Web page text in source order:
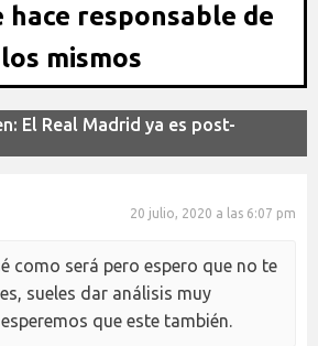
hace responsable de
los mismos
El Real Madrid ya es post-
20 julio, 2020 a las 6:07 pm
como será pero espero que no te
sueles dar análisis muy
que este también.